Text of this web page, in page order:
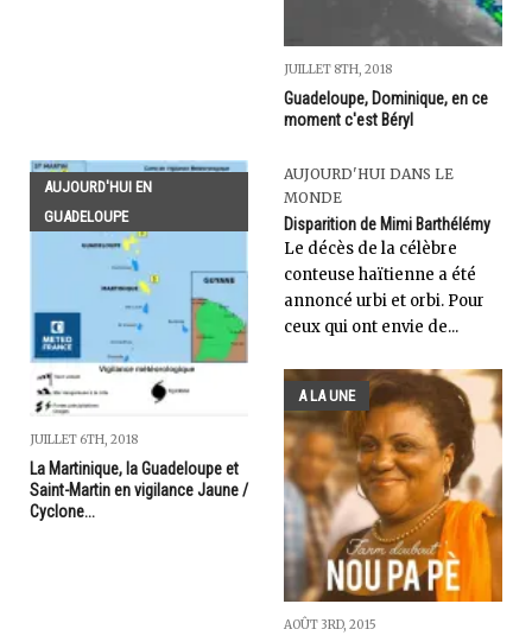
JUILLET 8TH, 2018
Guadeloupe, Dominique, en ce
moment c'est Béryl
AUJOURD'HUI EN
GUADELOUPE
JUILLET 6TH, 2018
La Martinique, la Guadeloupe et
Saint-Martin en vigilance Jaune /
Cyclone...
AUJOURD'HUI DANS LE
MONDE
Disparition de Mimi Barthélémy
Le décès de la célèbre
conteuse haïtienne a été
annoncé urbi et orbi. Pour
ceux qui ont envie de...
A LA UNE
AOÛT 3RD, 2015